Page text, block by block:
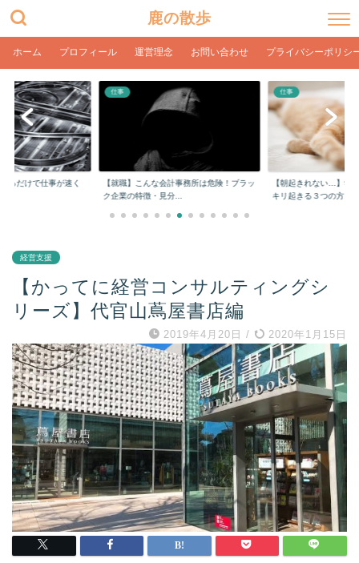
鹿の散歩
ホーム プロフィール 運営理念 お問い合わせ プライバシーポリシ
事務所は危険！ブラッ
仕事
【朝起きれない…】学生や社会人でもスッ
キリ起きる３つの方...
仕事
【在宅ワーク】目の疲
ク環境とPC設定【...
経営支援
【かってに経営コンサルティングシ
リーズ】代官山蔦屋書店編
2019年4月20日 / 2020年1月15日